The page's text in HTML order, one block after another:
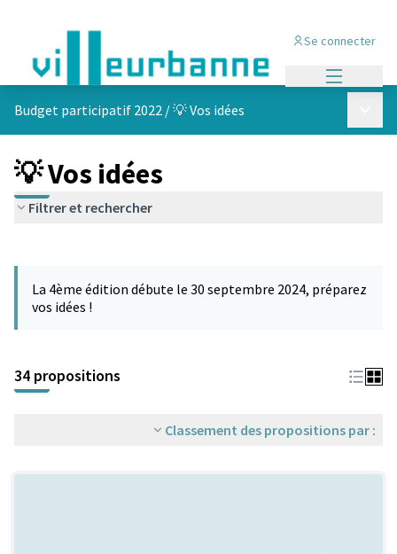
Se connecter
Budget participatif 2022 /💡 Vos idées
💡 Vos idées
Filtrer et rechercher
−
La 4ème édition débute le 30 septembre 2024, préparez
vos idées !
34 propositions
Classement des propositions par :